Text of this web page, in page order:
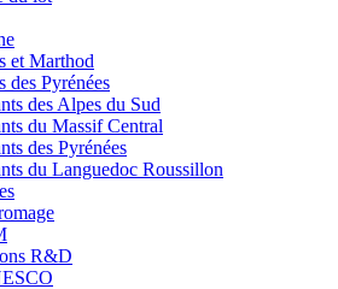
et Marthod
des Pyrénées
des Alpes du Sud
du Massif Central
des Pyrénées
du Languedoc Roussillon
R&D